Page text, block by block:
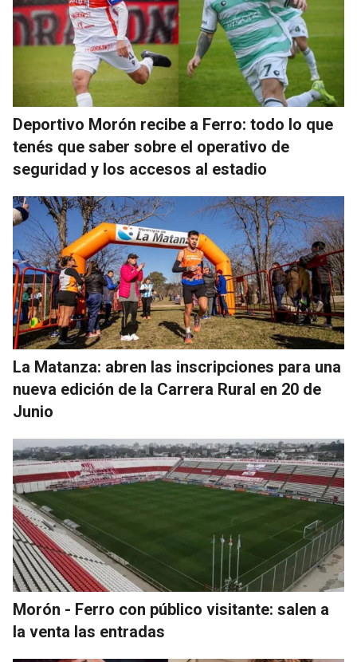
Deportivo Morón recibe a Ferro: todo lo que
tenés que saber sobre el operativo de
seguridad y los accesos al estadio
La Matanza: abren las inscripciones para una
nueva edición de la Carrera Rural en 20 de
Junio
Morón - Ferro con público visitante: salen a
la venta las entradas